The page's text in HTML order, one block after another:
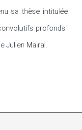
sa thèse intitulée
profonds"
Julien Mairal.